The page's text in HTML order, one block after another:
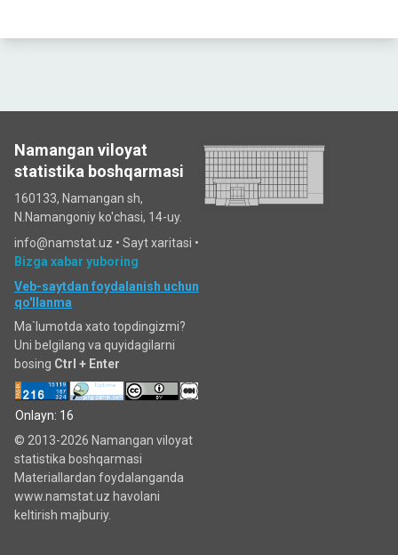
Namangan viloyat
statistika boshqarmasi
160133, Namangan sh,
N.Namangoniy ko'chasi, 14-uy.
info@namstat.uz • Sayt xaritasi •
Bizga xabar yuboring
Veb-saytdan foydalanish uchun
qo'llanma
Ma`lumotda xato topdingizmi?
Uni belgilang va quyidagilarni
bosing Ctrl + Enter
Onlayn: 16
© 2013-2026 Namangan viloyat
statistika boshqarmasi
Materiallardan foydalanganda
www.namstat.uz havolani
keltirish majburiy.